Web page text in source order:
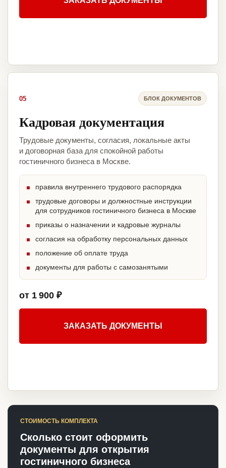
05 БЛОК ДОКУМЕНТОВ
Кадровая документация
Трудовые документы, согласия, локальные акты
и договорная база для спокойной работы
гостиничного бизнеса в Москве.
правила внутреннего трудового распорядка
трудовые договоры и должностные инструкции
для сотрудников гостиничного бизнеса в Москве
приказы о назначении и кадровые журналы
согласия на обработку персональных данных
положение об оплате труда
документы для работы с самозанятыми
от 1 900 ₽
ЗАКАЗАТЬ ДОКУМЕНТЫ
СТОИМОСТЬ КОМПЛЕКТА
Сколько стоит оформить
документы для открытия
гостиничного бизнеса